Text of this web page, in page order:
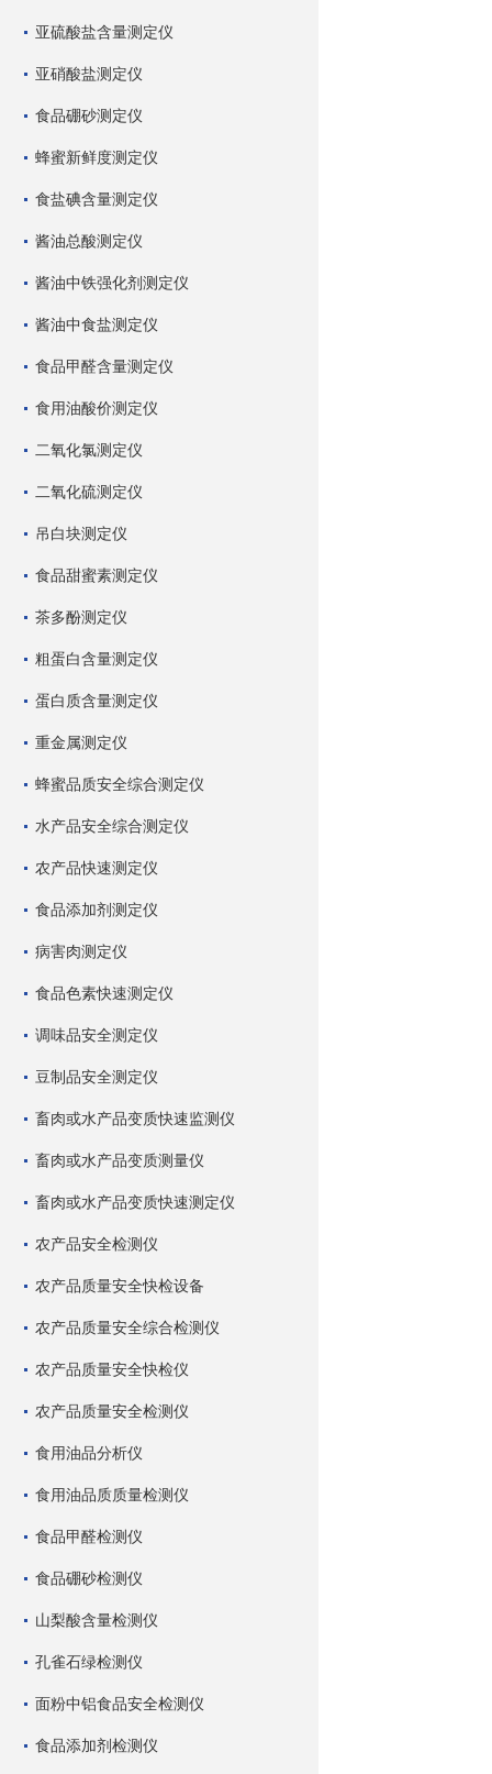
亚硫酸盐含量测定仪
亚硝酸盐测定仪
食品硼砂测定仪
蜂蜜新鲜度测定仪
食盐碘含量测定仪
酱油总酸测定仪
酱油中铁强化剂测定仪
酱油中食盐测定仪
食品甲醛含量测定仪
食用油酸价测定仪
二氧化氯测定仪
二氧化硫测定仪
吊白块测定仪
食品甜蜜素测定仪
茶多酚测定仪
粗蛋白含量测定仪
蛋白质含量测定仪
重金属测定仪
蜂蜜品质安全综合测定仪
水产品安全综合测定仪
农产品快速测定仪
食品添加剂测定仪
病害肉测定仪
食品色素快速测定仪
调味品安全测定仪
豆制品安全测定仪
畜肉或水产品变质快速监测仪
畜肉或水产品变质测量仪
畜肉或水产品变质快速测定仪
农产品安全检测仪
农产品质量安全快检设备
农产品质量安全综合检测仪
农产品质量安全快检仪
农产品质量安全检测仪
食用油品分析仪
食用油品质质量检测仪
食品甲醛检测仪
食品硼砂检测仪
山梨酸含量检测仪
孔雀石绿检测仪
面粉中铝食品安全检测仪
食品添加剂检测仪